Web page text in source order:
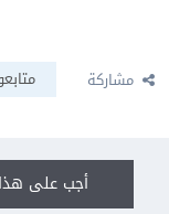
مشاركة
أجب على